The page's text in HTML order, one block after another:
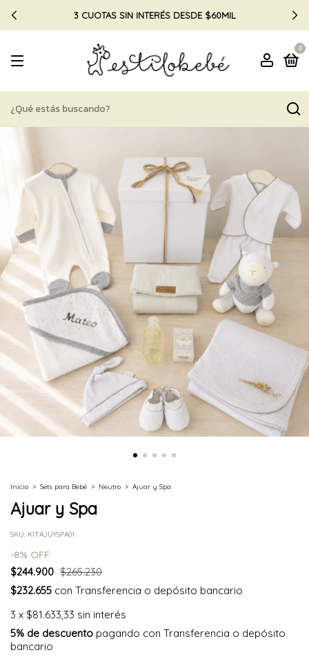
3 CUOTAS SIN INTERÉS DESDE $60MIL
0
Inicio > Sets para Bebé > Neutro > Ajuar y Spa
Ajuar y Spa
SKU: KITAJUYSPA01
-8% OFF
$244.900 $265.230
$232.655 con Transferencia o depósito bancario
3 x $81.633,33 sin interés
5% de descuento pagando con Transferencia o depósito
bancario